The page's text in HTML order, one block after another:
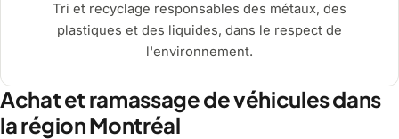
Tri et recyclage responsables des métaux, des
plastiques et des liquides, dans le respect de
l'environnement.
Achat et ramassage de véhicules dans
la région Montréal